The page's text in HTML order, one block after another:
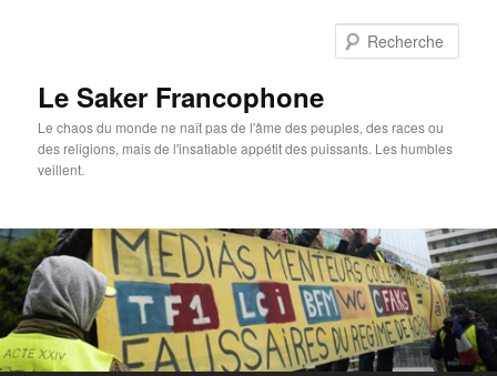
Le Saker Francophone
Le chaos du monde ne naît pas de l'âme des peuples, des races ou
des religions, mais de l'insatiable appétit des puissants. Les humbles
veillent.